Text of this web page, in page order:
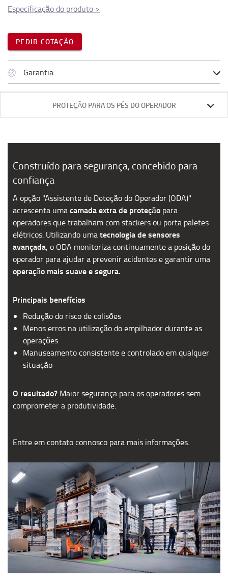
Especificação do produto >
PEDIR COTAÇÃO
Garantia
PROTEÇÃO PARA OS PÉS DO OPERADOR
Construído para segurança, concebido para
confiança
A opção "Assistente de Deteção do Operador (ODA)"
acrescenta umacamada extra de proteção para
operadores que trabalham com stackers ou porta paletes
elétricos. Utilizando umatecnologia de sensores
avançada, o ODA monitoriza continuamente a posição do
operador para ajudar a prevenir acidentes e garantir uma
operação mais suave e segura.
Principais benefícios
Redução do risco de colisões
Menos erros na utilização do empilhador durante as
operações
Manuseamento consistente e controlado em qualquer
situação
O resultado? Maior segurança para os operadores sem
comprometer a produtividade.
Entre em contato connosco para mais informações.